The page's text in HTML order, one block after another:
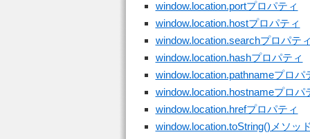
window.location.portプロパティ
window.location.hostプロパティ
window.location.searchプロパティ
window.location.hashプロパティ
window.location.pathnameプロパ
window.location.hostnameプロパ
window.location.hrefプロパティ
window.location.toString()メソッド